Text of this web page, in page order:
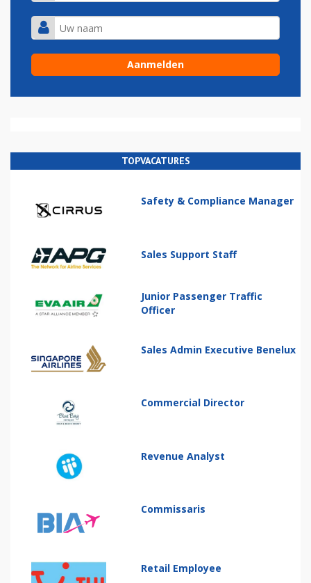
TOPVACATURES
Safety & Compliance Manager
Sales Support Staff
Junior Passenger Traffic
Officer
Sales Admin Executive Benelux
Commercial Director
Revenue Analyst
Commissaris
Retail Employee